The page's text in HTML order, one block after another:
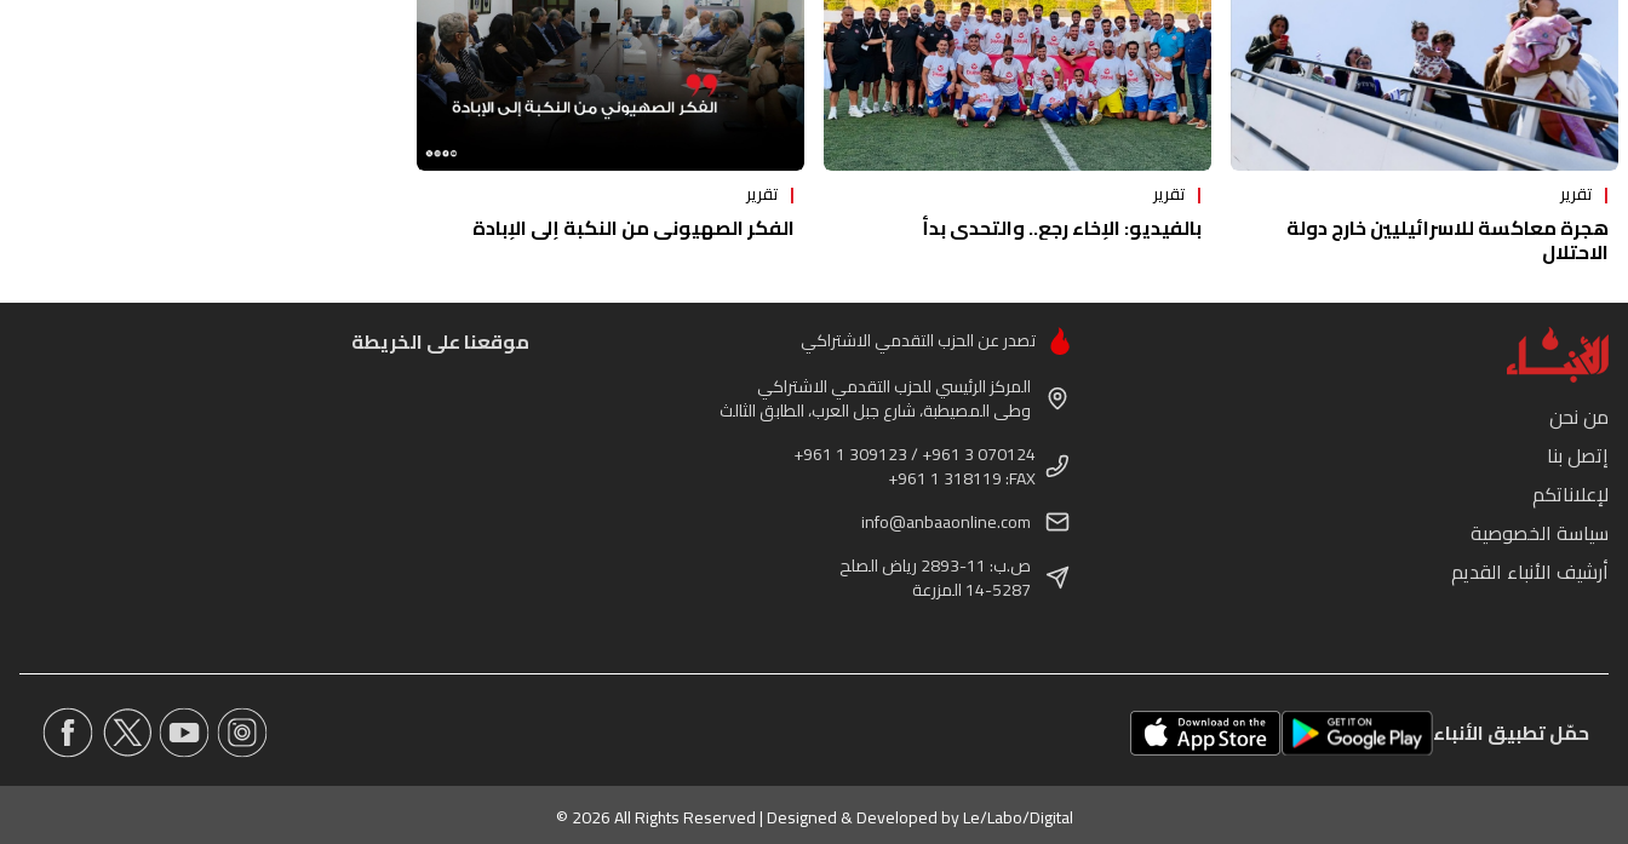
تقرير
هجرة معاكسة للاسرائيليين خارج دولة
الاحتلال
تقرير
بالفيديو: الإخاء رجع.. والتحدي بدأ
تقرير
الفكر الصهيوني من النكبة إلى الإبادة
من نحن
إتصل بنا
لإعلاناتكم
سياسة الخصوصية
أرشيف الأنباء القديم
تصدر عن الحزب التقدمي الاشتراكي
المركز الرئيسي للحزب التقدمي الاشتراكي
وطى المصيطبة، شارع جبل العرب، الطابق الثالث
+961 1 309123 / +961 3 070124
+961 1 318119 :FAX
info@anbaaonline.com
ص.ب: 11-2893 رياض الصلح
14-5287 المزرعة
موقعنا على الخريطة
حمّل تطبيق الأنباء
© 2026 All Rights Reserved | Designed & Developed byLe/Labo/Digital